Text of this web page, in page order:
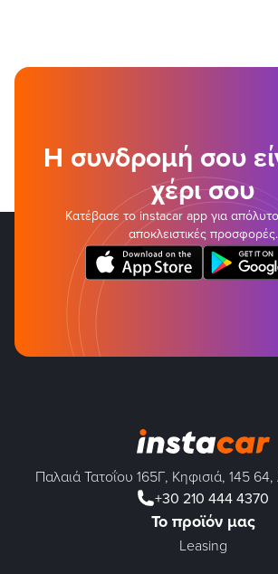
Η συνδρομή σου
χέρι σου
Κατέβασε το instacar app για
αποκλειστικές προσφορές.
Παλαιά Τατοΐου 165Γ, Κηφισιά, 145
+30 210 444 4370
Το προϊόν μας
Leasing